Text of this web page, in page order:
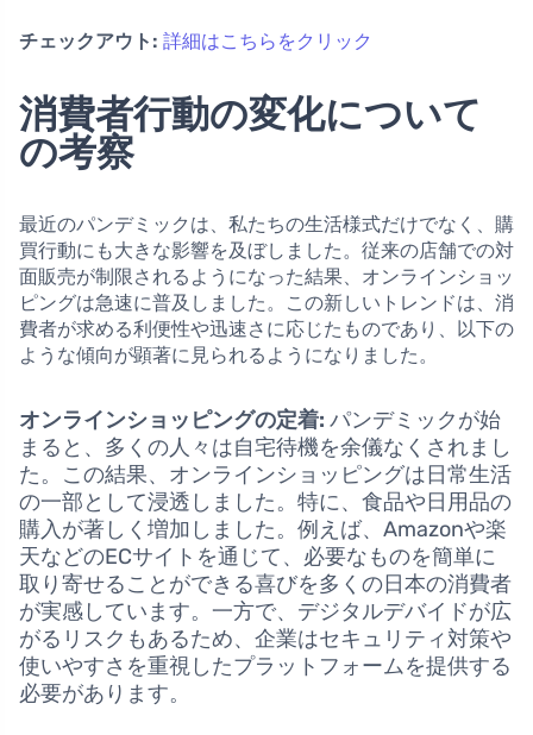
チェックアウト: 詳細はこちらをクリック
消費者行動の変化について
の考察
最近のパンデミックは、私たちの生活様式だけでなく、購
買行動にも大きな影響を及ぼしました。従来の店舗での対
面販売が制限されるようになった結果、オンラインショッ
ピングは急速に普及しました。この新しいトレンドは、消
費者が求める利便性や迅速さに応じたものであり、以下の
ような傾向が顕著に見られるようになりました。
オンラインショッピングの定着: パンデミックが始
まると、多くの人々は自宅待機を余儀なくされまし
た。この結果、オンラインショッピングは日常生活
の一部として浸透しました。特に、食品や日用品の
購入が著しく増加しました。例えば、Amazonや楽
天などのECサイトを通じて、必要なものを簡単に
取り寄せることができる喜びを多くの日本の消費者
が実感しています。一方で、デジタルデバイドが広
がるリスクもあるため、企業はセキュリティ対策や
使いやすさを重視したプラットフォームを提供する
必要があります。